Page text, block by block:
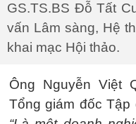
GS.TS.BS Đỗ Tất
vấn Lâm sàng, Hệ
khai mạc Hội thảo.
Ông Nguyễn Việt
Tổng giám đốc Tập